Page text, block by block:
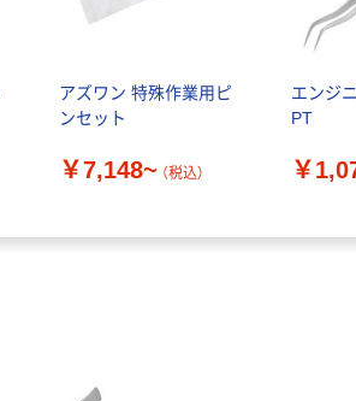
アズワン 特殊作業用ピ
ンセット
￥7,148~ （税込）
エンジ
PT
￥